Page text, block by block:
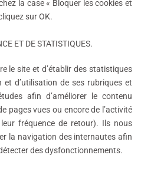
la case « Bloquer les cookies et
sur OK.
ET DE STATISTIQUES.
le site et d’établir des statistiques
d’utilisation de ses rubriques et
afin d’améliorer le contenu
pages vues ou encore de l’activité
fréquence de retour). Ils nous
la navigation des internautes afin
des dysfonctionnements.